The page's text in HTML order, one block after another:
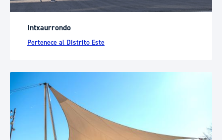
Intxaurrondo
Pertenece al Distrito Este